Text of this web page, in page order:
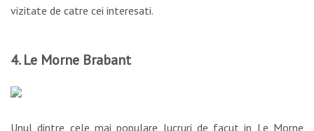
vizitate de catre cei interesati.
4. Le Morne Brabant
Unul dintre cele mai populare lucruri de facut in Le Morne